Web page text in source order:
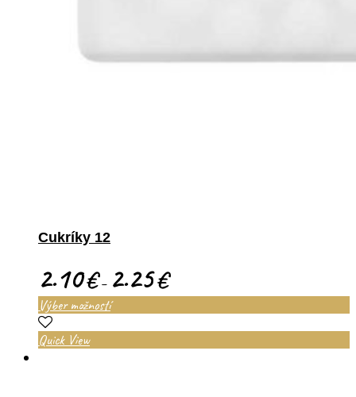
Cukríky 12
2.10€– 2.25€
Výber možností
Quick View